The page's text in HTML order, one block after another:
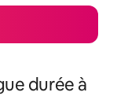
durée à